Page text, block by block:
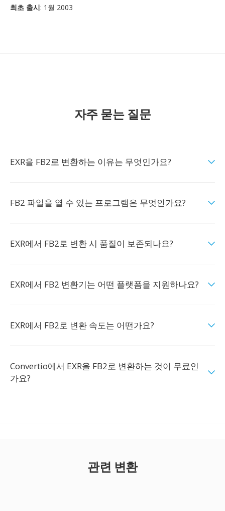
최초 출시: 1월 2003
자주 묻는 질문
EXR을 FB2로 변환하는 이유는 무엇인가요?
FB2 파일을 열 수 있는 프로그램은 무엇인가요?
EXR에서 FB2로 변환 시 품질이 보존되나요?
EXR에서 FB2 변환기는 어떤 플랫폼을 지원하나요?
EXR에서 FB2로 변환 속도는 어떤가요?
Convertio에서 EXR을 FB2로 변환하는 것이 무료인
가요?
관련 변환